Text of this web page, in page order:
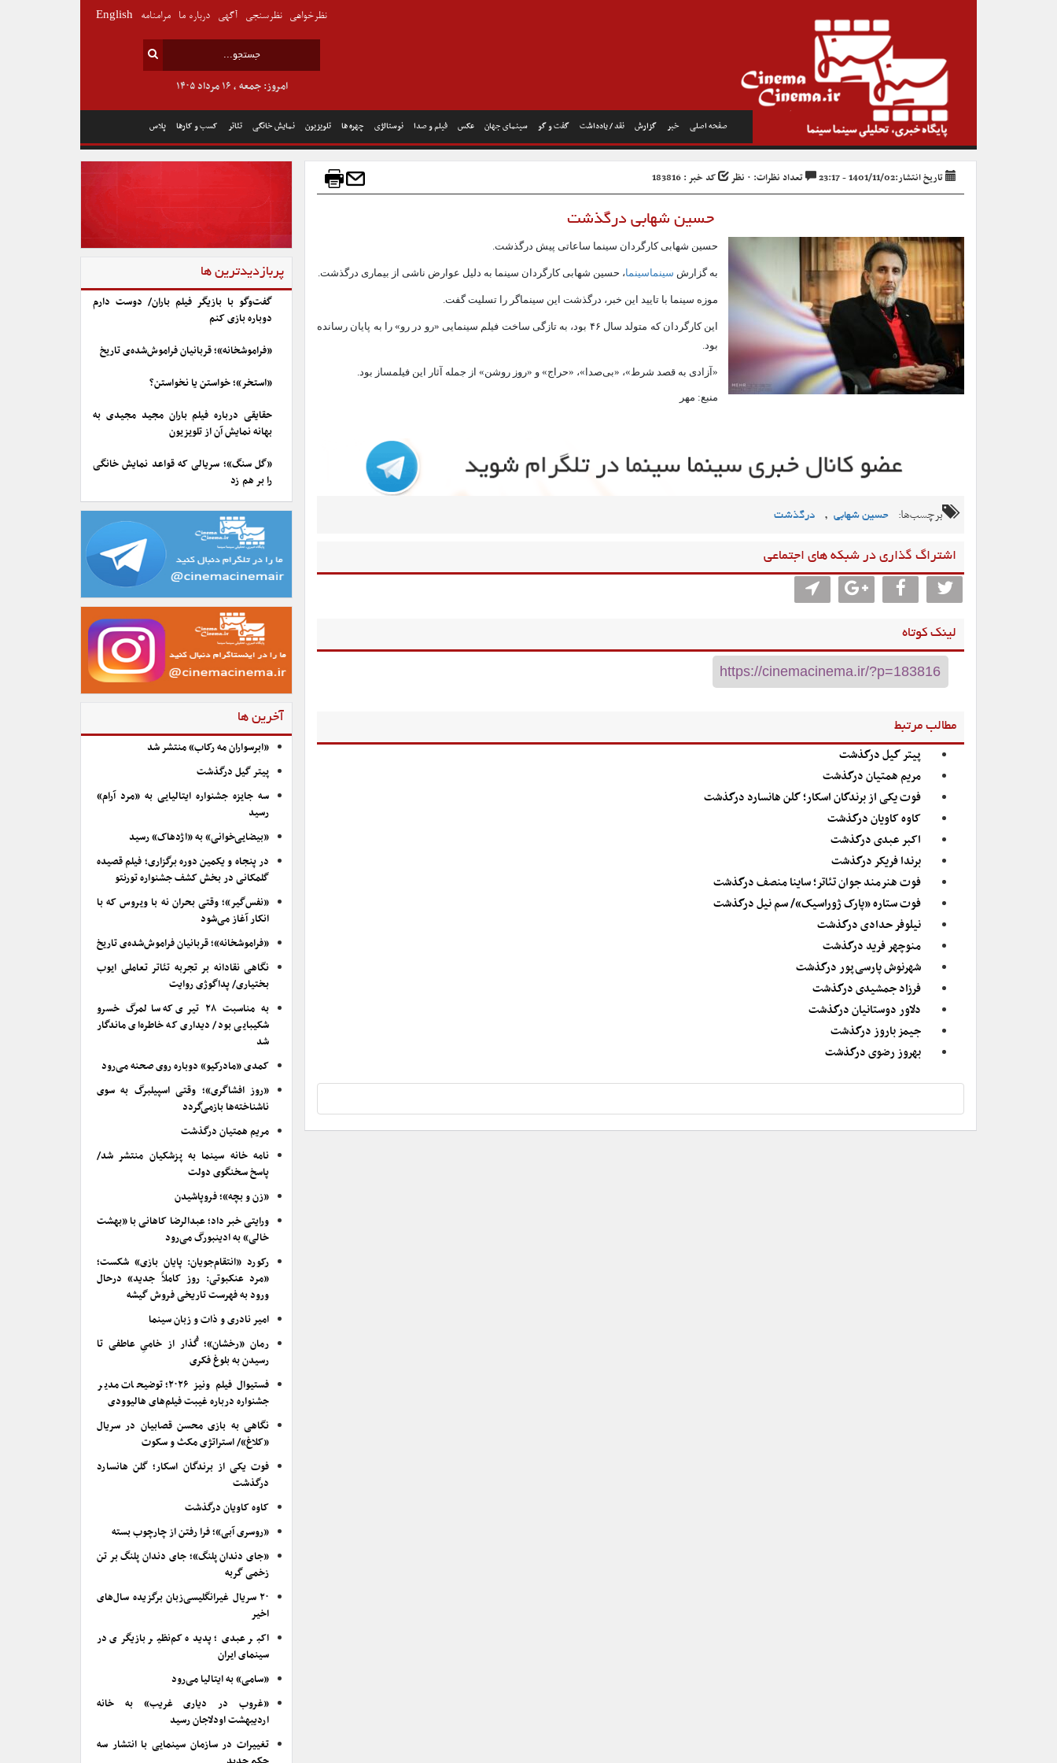
صفحه اصلی خبر گزارش نقد / یادداشت گفت و گو سینمای جهان عکس فیلم و صدا نوستالژی چهره ها تلویزیون نمایش خانگی تئاتر کسب و کارها پلاس
امروز: جمعه , ۱۶ مرداد ۱۴۰۵
نظرخواهی نظرسنجی آگهی درباره ما مرامنامه English
تاریخ انتشار:1401/11/02 - 23:17 تعداد نظرات: ۰ نظر کد خبر : 183816
حسین شهابی درگذشت
حسین شهابی کارگردان سینما ساعاتی پیش درگذشت.
به گزارش سینماسینما، حسین شهابی کارگردان سینما به دلیل عوارض ناشی از بیماری درگذشت.
موزه سینما با تایید این خبر، درگذشت این سینماگر را تسلیت گفت.
این کارگردان که متولد سال ۴۶ بود، به تازگی ساخت فیلم سینمایی «رو در رو» را به پایان رسانده
بود.
«آزادی به قصد شرط»، «بی‌صدا»، «حراج» و «روز روشن» از جمله آثار این فیلمساز بود.
منبع: مهر
برچسب‌ها: حسین شهابی , درگذشت
اشتراگ گذاری در شبکه های اجتماعی
لینک کوتاه
مطالب مرتبط
پیتر گیل درگذشت
مریم همتیان درگذشت
فوت یکی از برندگان اسکار؛ گلن هانسارد درگذشت
کاوه کاویان درگذشت
اکبر عبدی درگذشت
برندا فریکر درگذشت
فوت هنرمند جوان تئاتر؛ ساینا منصف درگذشت
فوت ستاره «پارک ژوراسیک»/ سم نیل درگذشت
نیلوفر حدادی درگذشت
منوچهر فرید درگذشت
شهرنوش پارسی‌پور درگذشت
فرزاد جمشیدی درگذشت
دلاور دوستانیان درگذشت
جیمز باروز درگذشت
بهروز رضوی درگذشت
پربازدیدترین ها
گفت‌وگو با بازیگر فیلم باران/ دوست دارم
دوباره بازی کنم
«فراموشخانه»؛ قربانیان فراموش‌شده‌ی تاریخ
«استخر»؛ خواستن یا نخواستن؟
حقایقی درباره فیلم باران مجید مجیدی به
بهانه نمایش آن از تلویزیون
«گل سنگ»؛ سریالی که قواعد نمایش خانگی
را بر هم زد
آخرین ها
«ابرسواران مه رکاب» منتشر شد
پیتر گیل درگذشت
سه جایزه جشنواره ایتالیایی به «مرد آرام»
رسید
«بیضایی‌خوانی» به «اژدهاک» رسید
در پنجاه و یکمین دوره برگزاری؛ فیلم قصیده
گلمکانی در بخش کشف جشنواره تورنتو
«نفس‌گیر»؛ وقتی بحران نه با ویروس که با
انکار آغاز می‌شود
«فراموشخانه»؛ قربانیان فراموش‌شده‌ی تاریخ
نگاهی نقادانه بر تجربه تئاتر تعاملی ایوب
بختیاری/ پداگوژی روایت
به مناسبت ۲۸ تیری که سالمرگ خسرو
شکیبایی بود/ دیداری که خاطره‌ای ماندگار
شد
کمدی «مادرکیو» دوباره روی صحنه می‌رود
«روز افشاگری»؛ وقتی اسپیلبرگ به سوی
ناشناخته‌ها بازمی‌گردد
مریم همتیان درگذشت
نامه خانه سینما به پزشکیان منتشر شد/
پاسخ سخنگوی دولت
«زن و بچه»؛ فروپاشیدن
ورایتی خبر داد؛ عبدالرضا کاهانی با «بهشت
خالی» به ادینبورگ می‌رود
رکورد «انتقام‌جویان: پایان بازی» شکست؛
«مرد عنکبوتی: روز کاملاً جدید» درحال
ورود به فهرست تاریخی فروش گیشه
امیر نادری و ذات و زبان سینما
رمان «رخشان»؛ گُذار از خامیِ عاطفی تا
رسیدن به بلوغ فکری
فستیوال فیلم ونیز ۲۰۲۶؛ توضیحات مدیر
جشنواره درباره غیبت فیلم‌های هالیوودی
نگاهی به بازی محسن قصابیان در سریال
«کلاغ»/ استراتژی مکث و سکوت
فوت یکی از برندگان اسکار؛ گلن هانسارد
درگذشت
کاوه کاویان درگذشت
«روسری آبی»؛ فرا رفتن از چارچوب بسته
«جای دندان پلنگ»؛ جای دندان پلنگ بر تن
زخمی گربه
۲۰ سریال غیرانگلیسی‌زبان برگزیده سال‌های
اخیر
اکبر عبدی؛ پدیده کم‌نظیر بازیگری در
سینمای ایران
«سامی» به ایتالیا می‌رود
«غروب در دیاری غریب» به خانه
اردیبهشت اودلاجان رسید
تغییرات در سازمان سینمایی با انتشار سه